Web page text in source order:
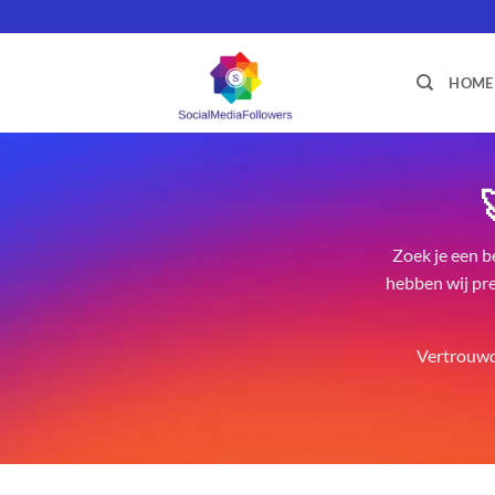
naar
HOME
Zoek je een
hebben wij